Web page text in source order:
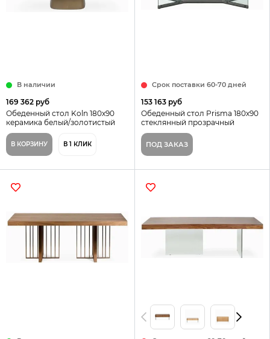
В наличии
169 362 руб
Обеденный стол Koln 180x90
керамика белый/золотистый
В КОРЗИНУ В 1 КЛИК
Срок поставки 60-70 дней
153 163 руб
Обеденный стол Prisma 180х90
стеклянный прозрачный
ПОД ЗАКАЗ